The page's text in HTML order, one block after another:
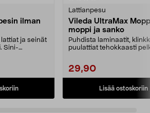
ilman
ja seinät
Sini-
Lattianpesu
Vileda UltraMax
moppi ja sanko
Puhdista laminaatit,
puulattiat tehokkaasti
29,90
Lisää ostoskoriin